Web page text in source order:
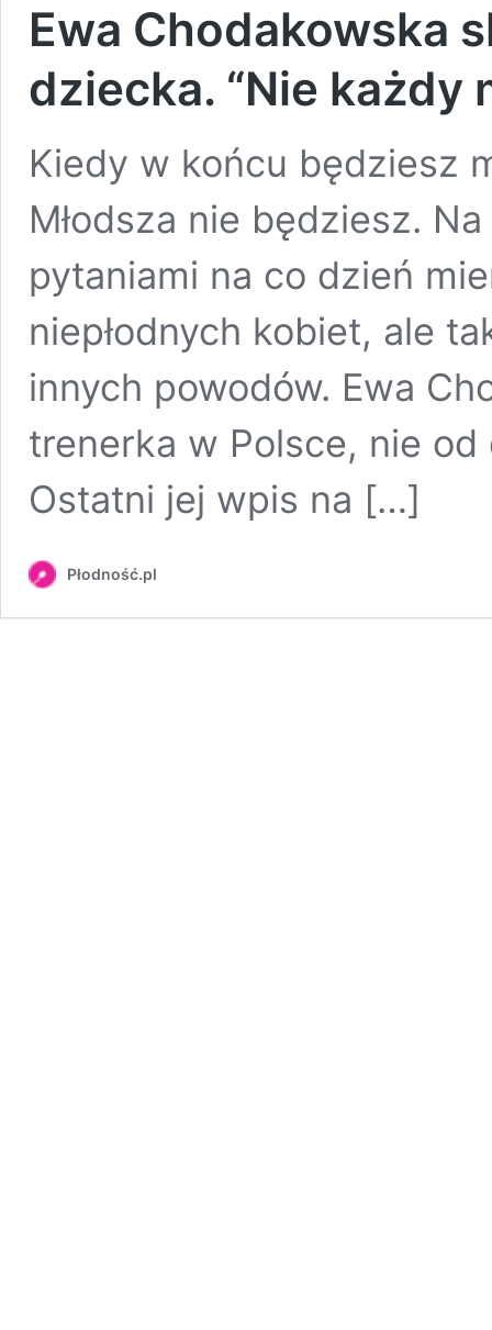
Ewa Chodakowska
dziecka. “Nie każdy
Kiedy w końcu będziesz
Młodsza nie będziesz.
pytaniami na co dzień
niepłodnych kobiet, ale
innych powodów. Ewa
trenerka w Polsce, nie
Ostatni jej wpis na […]
Płodność.pl